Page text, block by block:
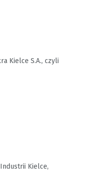
Kielce S.A., czyli
Kielce,